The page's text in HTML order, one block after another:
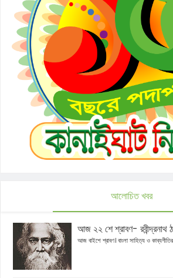
আলোচিত খবর
আজ ২২ শে শ্রাবণ- রবীন্দ্রনাথ
আজ বাইশে শ্রাবণ। বাংলা সাহিত্য ও কাব্যগীতির